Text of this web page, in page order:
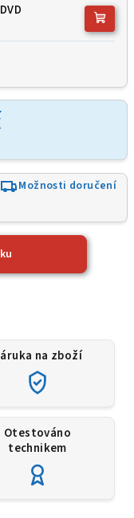
Možnosti doručení
na zboží
Otestováno
technikem